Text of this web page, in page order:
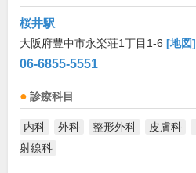
桜井駅
大阪府豊中市永楽荘1丁目1-6 [地図]
06-6855-5551
診療科目
内科 外科 整形外科 皮膚科
射線科